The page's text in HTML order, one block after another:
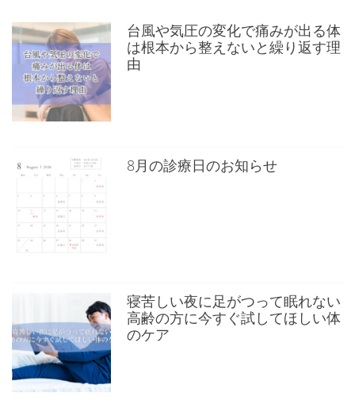
台風や気圧の変化で痛みが出る体
は根本から整えないと繰り返す理
由
8月の診療日のお知らせ
寝苦しい夜に足がつって眠れない
高齢の方に今すぐ試してほしい体
のケア